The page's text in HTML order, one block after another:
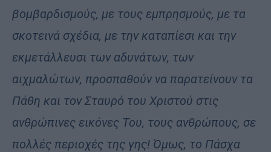
βομβαρδισμούς, με τους εμπρησμούς, με τα
σκοτεινά σχέδια, με την καταπίεσι και την
εκμετάλλευσι των αδυνάτων, των
αιχμαλώτων, προσπαθούν να παρατείνουν τα
Πάθη και τον Σταυρό του Χριστού στις
ανθρώπινες εικόνες Του, τους ανθρώπους, σε
πολλές περιοχές της γης! Όμως, το Πάσχα